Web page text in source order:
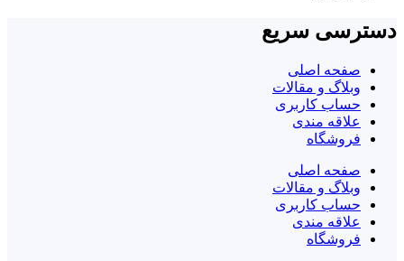
دسترسی سریع
صفحه اصلی
وبلاگ و مقالات
حساب کاربری
علاقه مندی
فروشگاه
صفحه اصلی
وبلاگ و مقالات
حساب کاربری
علاقه مندی
فروشگاه